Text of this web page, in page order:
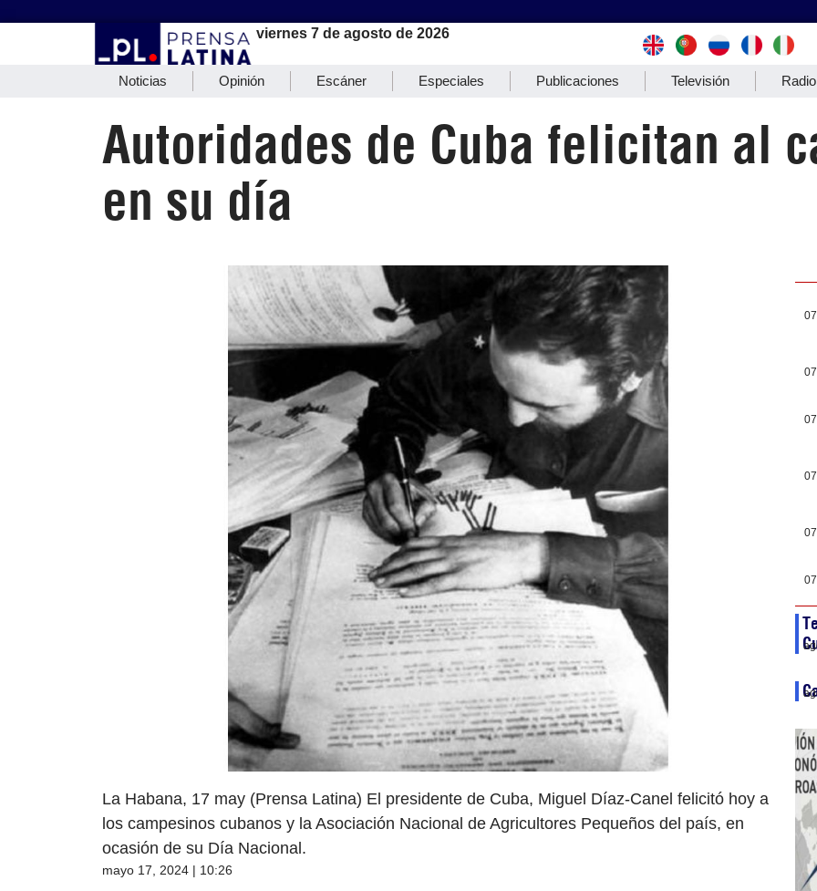
viernes 7 de agosto de 2026
Noticias Opinión Escáner Especiales Publicaciones Televisión Radio
Autoridades de Cuba felicitan al
en su día
La Habana, 17 may (Prensa Latina) El presidente de Cuba, Miguel Díaz-Canel felicitó hoy a
los campesinos cubanos y la Asociación Nacional de Agricultores Pequeños del país, en
ocasión de su Día Nacional.
mayo 17, 2024 | 10:26